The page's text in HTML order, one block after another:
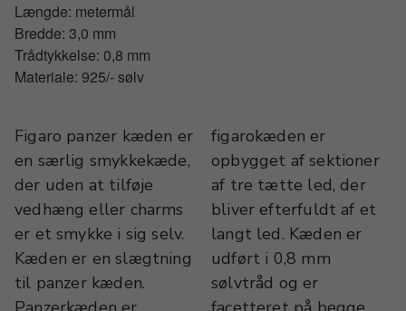
Længde: metermål
Bredde: 3,0 mm
Trådtykkelse: 0,8 mm
Materiale: 925/- sølv
Figaro panzer kæden er
en særlig smykkekæde,
der uden at tilføje
vedhæng eller charms
er et smykke i sig selv.
Kæden er en slægtning
til panzer kæden.
figarokæden er
opbygget af sektioner
af tre tætte led, der
bliver efterfuldt af et
langt led. Kæden er
udført i 0,8 mm
sølvtråd og er